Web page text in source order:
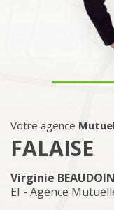
Votre agence
FALAISE
Virginie BEAUDOIN
EI - Agence